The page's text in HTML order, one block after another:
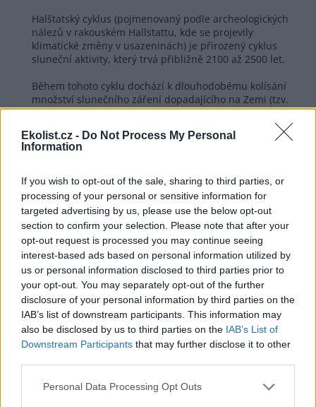
Ekolist.cz - Do Not Process My Personal
Information
If you wish to opt-out of the sale, sharing to third parties, or
processing of your personal or sensitive information for
targeted advertising by us, please use the below opt-out
section to confirm your selection. Please note that after your
opt-out request is processed you may continue seeing
interest-based ads based on personal information utilized by
us or personal information disclosed to third parties prior to
your opt-out. You may separately opt-out of the further
disclosure of your personal information by third parties on the
IAB’s list of downstream participants. This information may
also be disclosed by us to third parties on the IAB’s List of
Downstream Participants that may further disclose it to other
Personal Data Processing Opt Outs
Halštatský cyklus (pojmenovaný podle archeologických
nálezů v rakouském Hallstattu, kde se projevily
klimatické změny v usazeninách) je přirozený cyklus
sluneční aktivity, který trvá přibližně 2100 až 2500 let.
Během tohoto cyklu dochází k dlouhodobému kolísání
množství slunečního záření dopadajícího na Zemi (tzv.
solární iradiance). V minulosti tento cyklus prokazatelně
přechod mezi teplou dobou bronzovou a chladnější
dobou železnou se dává do souvislosti právě s jedním z
>>> Proč nevysvětluje dnešní oteplování?
1. Sluneční aktivita v posledních dekádách klesá, ale
teplota roste
Pokud by za oteplováním stál sluneční cyklus, museli
bychom měřit stabilní nárůst energie přicházející ze
Slunce. Satelitní měření od 70. let 20. století však
ukazují přesný opak: sluneční aktivita má mírně
sestupný trend (nebo stagnuje), zatímco globální teploty
na Zemi prudce rostou.
Sledování slunce - stav buď setrvalý nebo mírně
https://www.columbia.edu/~mhs119/Solar/
https://www.sidc.be/SILSO/ssngraphics